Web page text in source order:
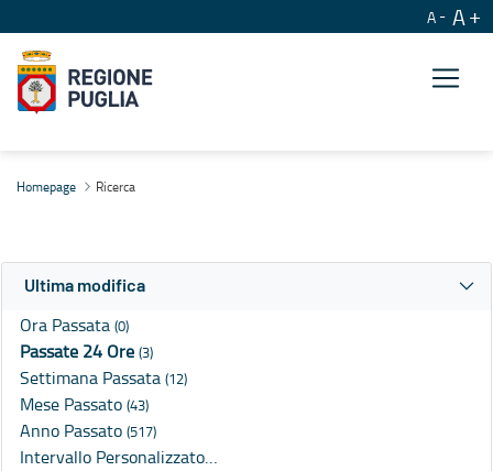
A A
Homepage Ricerca
Ultima modifica
Ora Passata (0)
Passate 24 Ore (3)
Settimana Passata (12)
Mese Passato (43)
Anno Passato (517)
Intervallo Personalizzato…